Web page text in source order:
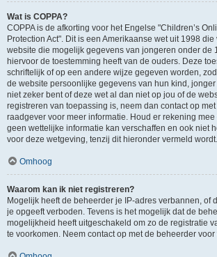
Wat is COPPA?
COPPA is de afkorting voor het Engelse "Children’s
Protection Act". Dit is een Amerikaanse wet uit 1998
website die mogelijk gegevens van jongeren onder de
hiervoor de toestemming heeft van de ouders. Deze
schriftelijk of op een andere wijze gegeven worden,
de website persoonlijke gegevens van hun kind,
niet zeker bent of deze wet al dan niet op jou of de
registreren van toepassing is, neem dan contact op
raadgever voor meer informatie. Houd er rekening
geen wettelijke informatie kan verschaffen en ook niet
voor deze wetgeving, tenzij dit hieronder vermeld wordt.
Omhoog
Waarom kan ik niet registreren?
Mogelijk heeft de beheerder je IP-adres verbannen, of
je opgeeft verboden. Tevens is het mogelijk dat de
mogelijkheid heeft uitgeschakeld om zo de registratie
te voorkomen. Neem contact op met de beheerder